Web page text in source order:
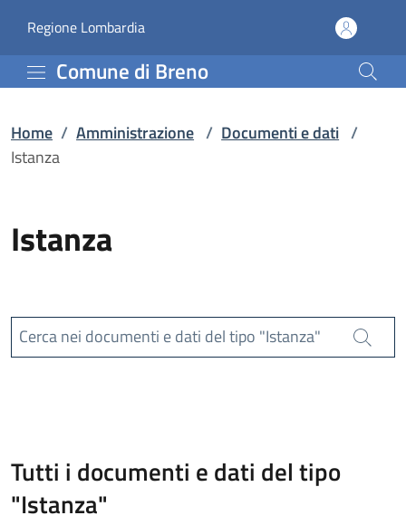
Istanza | Comune di
Regione Lombardia(apre in un'altra scheda).
Comune di Breno
Home / Amministrazione / Documenti e dati /
Istanza
Istanza
Cerca nei documenti e dati del tipo "Istanza"
Cerca
Tutti i documenti e dati del tipo
"Istanza"